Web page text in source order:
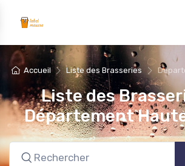
Accueil Liste des Brasseries
Liste des
Département